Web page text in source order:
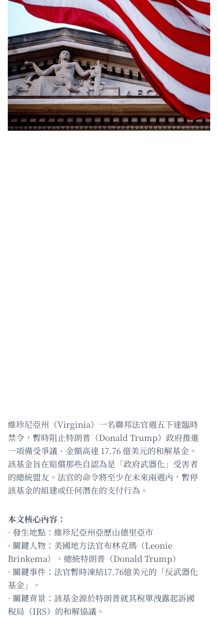
維珍尼亞州（Virginia）一名聯邦法官週五下達臨時
禁令，暫時阻止特朗普（Donald Trump）政府推進
一項備受爭議、金額高達 17.76 億美元的和解基金。
該基金旨在賠償那些自認為是「政府武器化」受害者
的總統盟友。法官的命令將至少在未來兩週內，暫停
該基金的組建或任何潛在的支付行為。
本文核心內容：
· 發生地點：維珍尼亞州亞歷山德里亞市
· 關鍵人物：美國地方法官布林克瑪（Leonie
Brinkema）、總統特朗普（Donald Trump）
· 關鍵事件：法官暫時凍結17.76億美元的「反武器化
基金」。
· 關鍵背景：該基金源於特朗普就其稅單洩露起訴國
稅局（IRS）的和解協議。